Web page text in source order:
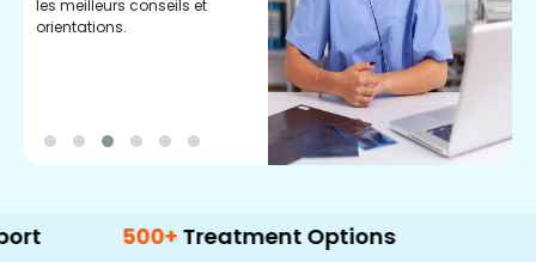
les meilleurs conseils et
orientations.
500+ Treatment Options